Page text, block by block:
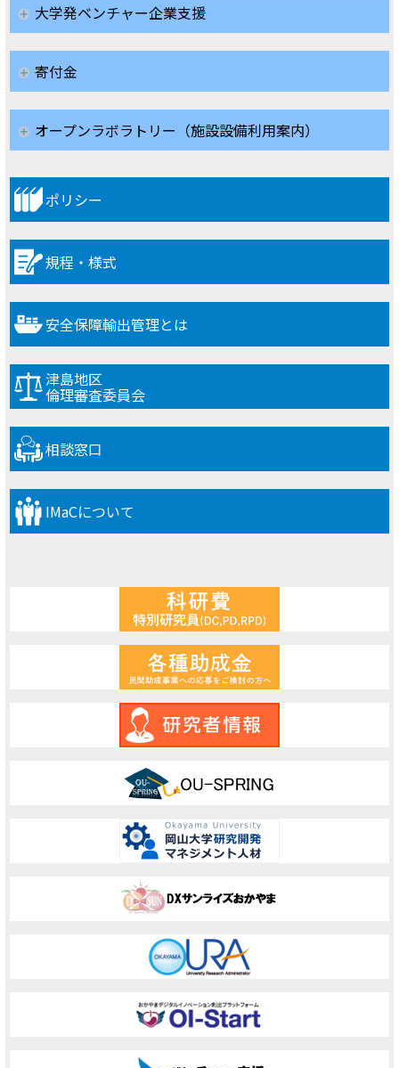
大学発ベンチャー企業支援
寄付金
オープンラボラトリー（施設設備利用案内）
ポリシー
規程・様式
安全保障輸出管理とは
津島地区
倫理審査委員会
相談窓口
IMaCについて